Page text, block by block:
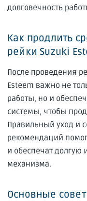
долговечность
Как продлить
рейки Suzuki
После проведения
Esteem важно не
работы, но и
системы, чтобы
Правильный уход и
рекомендаций
и обеспечат долгую
механизма.
Основные